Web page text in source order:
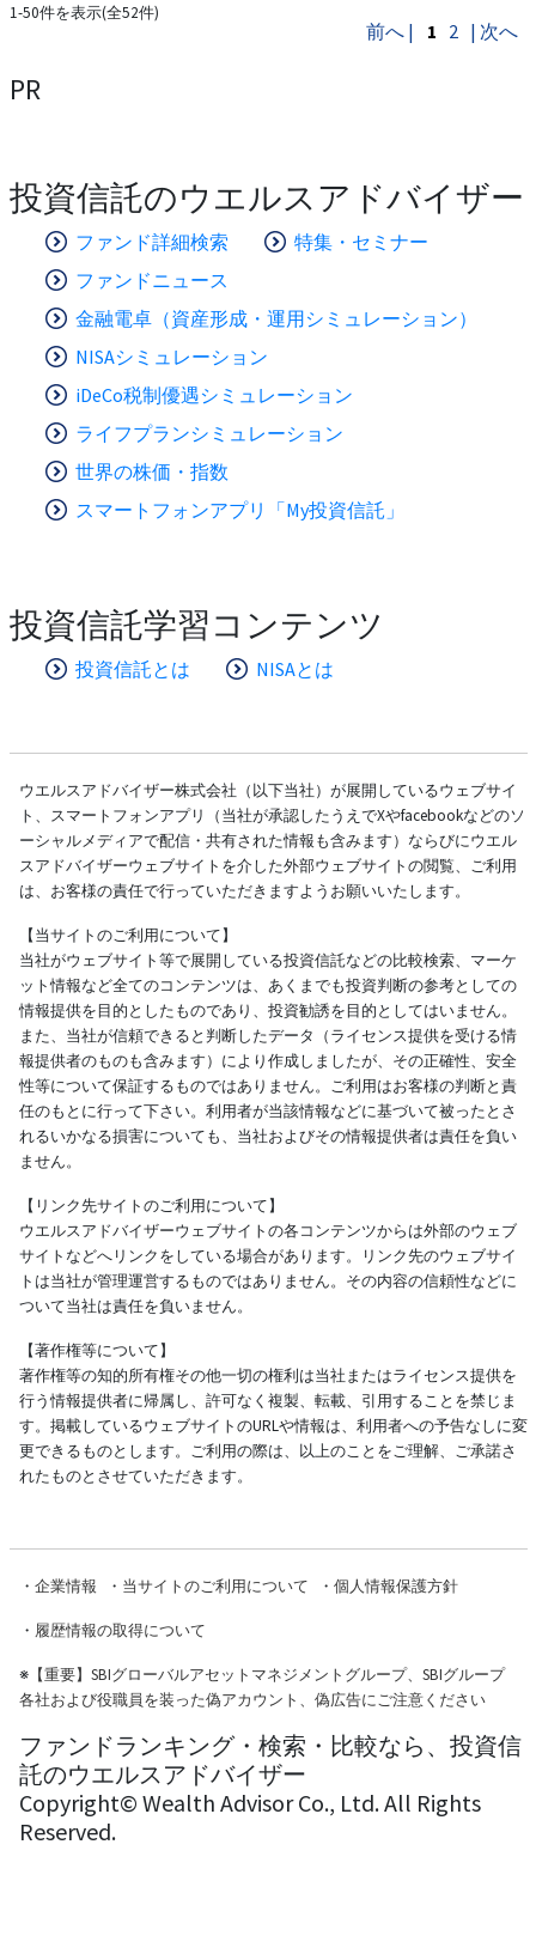
1-50件を表示(全52件)
前へ | 1 2 | 次へ
PR
投資信託のウエルスアドバイザー
ファンド詳細検索
特集・セミナー
ファンドニュース
金融電卓（資産形成・運用シミュレーション）
NISAシミュレーション
iDeCo税制優遇シミュレーション
ライフプランシミュレーション
世界の株価・指数
スマートフォンアプリ「My投資信託」
投資信託学習コンテンツ
投資信託とは NISAとは
ウエルスアドバイザー株式会社（以下当社）が展開しているウェブサイ
ト、スマートフォンアプリ（当社が承認したうえでXやfacebookなどのソ
ーシャルメディアで配信・共有された情報も含みます）ならびにウエル
スアドバイザーウェブサイトを介した外部ウェブサイトの閲覧、ご利用
は、お客様の責任で行っていただきますようお願いいたします。
【当サイトのご利用について】
当社がウェブサイト等で展開している投資信託などの比較検索、マーケ
ット情報など全てのコンテンツは、あくまでも投資判断の参考としての
情報提供を目的としたものであり、投資勧誘を目的としてはいません。
また、当社が信頼できると判断したデータ（ライセンス提供を受ける情
報提供者のものも含みます）により作成しましたが、その正確性、安全
性等について保証するものではありません。ご利用はお客様の判断と責
任のもとに行って下さい。利用者が当該情報などに基づいて被ったとさ
れるいかなる損害についても、当社およびその情報提供者は責任を負い
ません。
【リンク先サイトのご利用について】
ウエルスアドバイザーウェブサイトの各コンテンツからは外部のウェブ
サイトなどへリンクをしている場合があります。リンク先のウェブサイ
トは当社が管理運営するものではありません。その内容の信頼性などに
ついて当社は責任を負いません。
【著作権等について】
著作権等の知的所有権その他一切の権利は当社またはライセンス提供を
行う情報提供者に帰属し、許可なく複製、転載、引用することを禁じま
す。掲載しているウェブサイトのURLや情報は、利用者への予告なしに変
更できるものとします。ご利用の際は、以上のことをご理解、ご承諾さ
れたものとさせていただきます。
・ 企業情報 ・ 当サイトのご利用について ・ 個人情報保護方針
・ 履歴情報の取得について
※【重要】SBIグローバルアセットマネジメントグループ、SBIグループ
各社および役職員を装った偽アカウント、偽広告にご注意ください
ファンドランキング・検索・比較なら、投資信
託のウエルスアドバイザー
Copyright© Wealth Advisor Co., Ltd. All Rights
Reserved.